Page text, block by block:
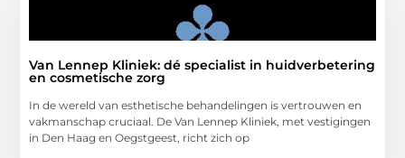
Van Lennep Kliniek: dé specialist in huidverbetering
en cosmetische zorg
In de wereld van esthetische behandelingen is vertrouwen en
vakmanschap cruciaal. De Van Lennep Kliniek, met vestigingen
in Den Haag en Oegstgeest, richt zich op